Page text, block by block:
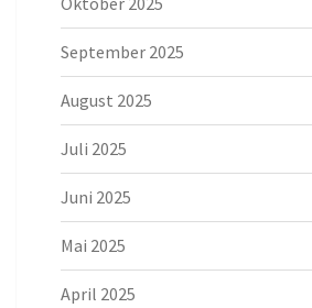
September 2025
August 2025
Juli 2025
Juni 2025
Mai 2025
April 2025